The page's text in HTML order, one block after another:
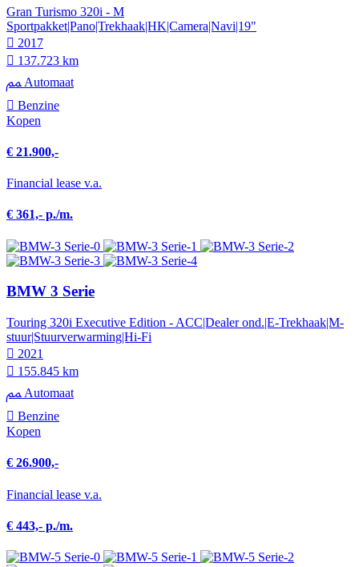
Gran Turismo 320i - M
Sportpakket|Pano|Trekhaak|HK|Camera|Navi|19"
2017
137.723 km
Automaat
Benzine
Kopen
€ 21.900,-
Financial lease v.a.
€ 361,- p./m.
BMW 3 Serie
Touring 320i Executive Edition - ACC|Dealer ond.|E-Trekhaak|M-
stuur|Stuurverwarming|Hi-Fi
2021
155.845 km
Automaat
Benzine
Kopen
€ 26.900,-
Financial lease v.a.
€ 443,- p./m.